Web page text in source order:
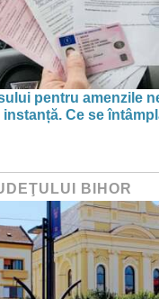
pentru amenzile
Ce se
BIHOR